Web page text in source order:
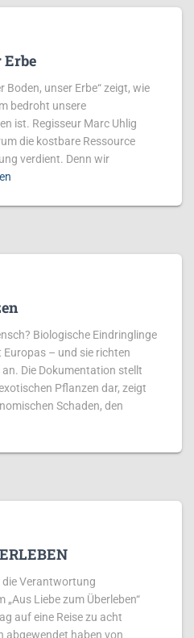
Erbe
Boden, unser Erbe“ zeigt, wie
bedroht unsere
ist. Regisseur Marc Uhlig
die kostbare Ressource
verdient. Denn wir
Biologische Eindringlinge
– und sie richten
Die Dokumentation stellt
Pflanzen dar, zeigt
Schaden, den
die Verantwortung
„Aus Liebe zum Überleben“
auf eine Reise zu acht
abgewendet haben von